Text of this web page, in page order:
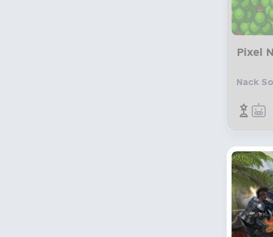
Pixel
Nack